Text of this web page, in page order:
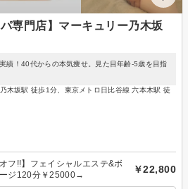
専門店】マーキュリー乃木坂
績！40代からの本気痩せ。見た目年齢-5歳を目指
木坂駅 徒歩1分、東京メトロ日比谷線 六本木駅 徒
フ!!】フェイシャルエステ&ボ
ジ120分￥25000→
￥22,800